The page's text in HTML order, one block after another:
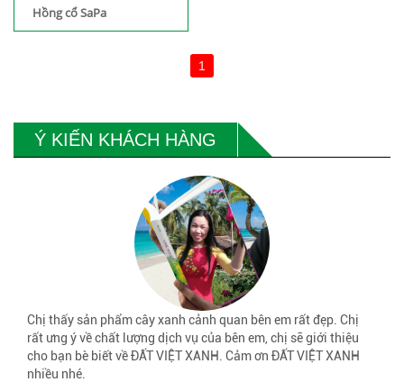
Hồng cổ SaPa
1
Ý KIẾN KHÁCH HÀNG
Chị thấy sản phẩm cây xanh cảnh quan bên em rất đẹp. Chị
rất ưng ý về chất lượng dịch vụ của bên em, chị sẽ giới thiệu
cho bạn bè biết về ĐẤT VIỆT XANH. Cảm ơn ĐẤT VIỆT XANH
nhiều nhé.